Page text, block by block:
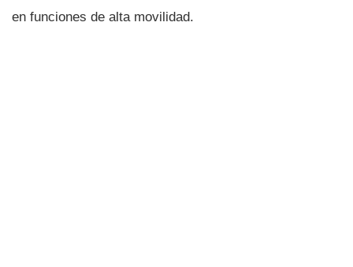
en funciones de alta movilidad.